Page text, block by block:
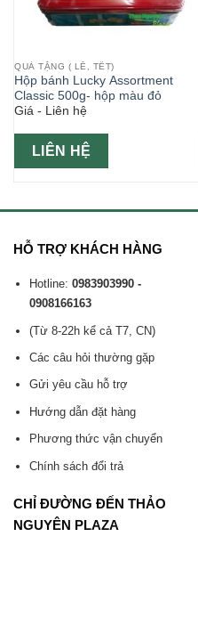
QUÀ TẶNG ( LỄ, TẾT)
Hộp bánh Lucky Assortment
Classic 500g- hộp màu đỏ
Giá - Liên hệ
LIÊN HỆ
HỖ TRỢ KHÁCH HÀNG
Hotline: 0983903990 -
0908166163
(Từ 8-22h kể cả T7, CN)
Các câu hỏi thường gặp
Gửi yêu cầu hỗ trợ
Hướng dẫn đặt hàng
Phương thức vận chuyển
Chính sách đổi trả
CHỈ ĐƯỜNG ĐẾN THẢO
NGUYÊN PLAZA